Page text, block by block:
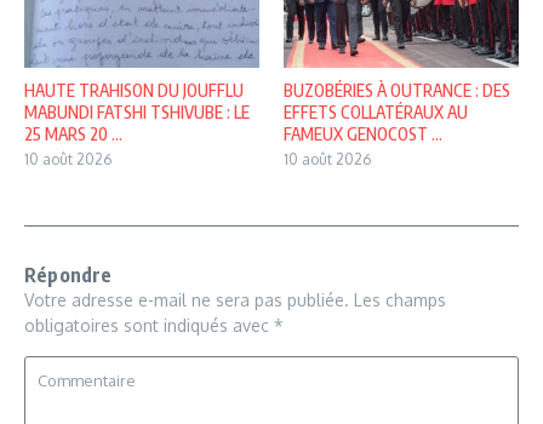
HAUTE TRAHISON DU JOUFFLU
MABUNDI FATSHI TSHIVUBE : LE
25 MARS 20 ...
10 août 2026
BUZOBÉRIES À OUTRANCE : DES
EFFETS COLLATÉRAUX AU
FAMEUX GENOCOST ...
10 août 2026
Répondre
Votre adresse e-mail ne sera pas publiée. Les champs
obligatoires sont indiqués avec *